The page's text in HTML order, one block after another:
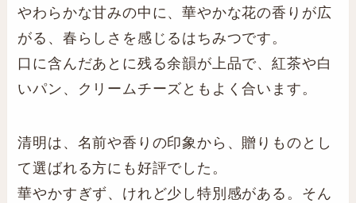
やわらかな甘みの中に、華やかな花の香りが広
がる、春らしさを感じるはちみつです。
口に含んだあとに残る余韻が上品で、紅茶や白
いパン、クリームチーズともよく合います。
清明は、名前や香りの印象から、贈りものとし
て選ばれる方にも好評でした。
華やかすぎず、けれど少し特別感がある。そん